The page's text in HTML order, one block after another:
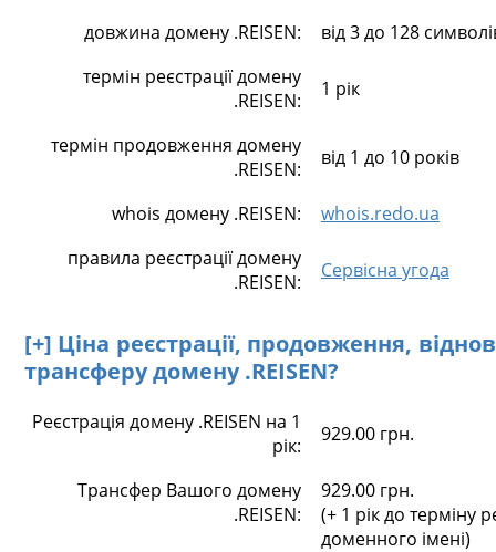
довжина домену .REISEN:
від 3 до 128
термін реєстрації домену
.REISEN:
1 рік
термін продовження домену
.REISEN:
від 1 до 10 років
whois домену .REISEN:
whois.redo.ua
правила реєстрації домену
.REISEN:
Сервісна угода
[+] Ціна реєстрації, продовження,
трансферу домену .REISEN?
Реєстрація домену .REISEN на 1
рік:
929.00 грн.
Трансфер Вашого домену
.REISEN:
929.00 грн.
(+ 1 рік до терміну
доменного імені)